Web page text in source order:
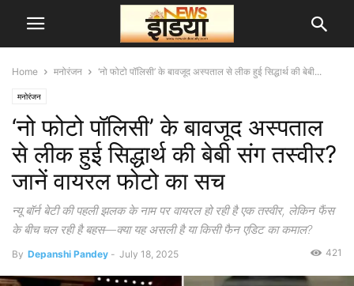
Home मनोरंजन ‘नो फोटो पॉलिसी’ के बावजूद अस्पताल से लीक हुई सिद्धार्थ की बेबी...
मनोरंजन
‘नो फोटो पॉलिसी’ के बावजूद अस्पताल
से लीक हुई सिद्धार्थ की बेबी संग तस्वीर?
जानें वायरल फोटो का सच
न्यू बॉर्न बेटी की पहली झलक के नाम पर वायरल हो रही है एक तस्वीर, लेकिन फैंस
के बीच चल रही है बहस—क्या यह असली है या किसी फैन एडिट का कमाल?
By Depanshi Pandey - July 18, 2025 421